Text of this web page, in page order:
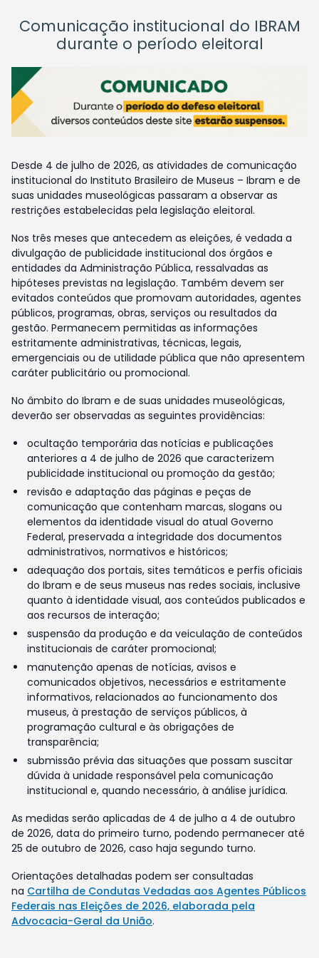
Comunicação institucional do IBRAM
durante o período eleitoral
Desde 4 de julho de 2026, as atividades de comunicação
institucional do Instituto Brasileiro de Museus – Ibram e de
suas unidades museológicas passaram a observar as
restrições estabelecidas pela legislação eleitoral.
Nos três meses que antecedem as eleições, é vedada a
divulgação de publicidade institucional dos órgãos e
entidades da Administração Pública, ressalvadas as
hipóteses previstas na legislação. Também devem ser
evitados conteúdos que promovam autoridades, agentes
públicos, programas, obras, serviços ou resultados da
gestão. Permanecem permitidas as informações
estritamente administrativas, técnicas, legais,
emergenciais ou de utilidade pública que não apresentem
caráter publicitário ou promocional.
No âmbito do Ibram e de suas unidades museológicas,
deverão ser observadas as seguintes providências:
ocultação temporária das notícias e publicações
anteriores a 4 de julho de 2026 que caracterizem
publicidade institucional ou promoção da gestão;
revisão e adaptação das páginas e peças de
comunicação que contenham marcas, slogans ou
elementos da identidade visual do atual Governo
Federal, preservada a integridade dos documentos
administrativos, normativos e históricos;
adequação dos portais, sites temáticos e perfis oficiais
do Ibram e de seus museus nas redes sociais, inclusive
quanto à identidade visual, aos conteúdos publicados e
aos recursos de interação;
suspensão da produção e da veiculação de conteúdos
institucionais de caráter promocional;
manutenção apenas de notícias, avisos e
comunicados objetivos, necessários e estritamente
informativos, relacionados ao funcionamento dos
museus, à prestação de serviços públicos, à
programação cultural e às obrigações de
transparência;
submissão prévia das situações que possam suscitar
dúvida à unidade responsável pela comunicação
institucional e, quando necessário, à análise jurídica.
As medidas serão aplicadas de 4 de julho a 4 de outubro
de 2026, data do primeiro turno, podendo permanecer até
25 de outubro de 2026, caso haja segundo turno.
Orientações detalhadas podem ser consultadas
na Cartilha de Condutas Vedadas aos Agentes Públicos
Federais nas Eleições de 2026, elaborada pela
Advocacia-Geral da União.